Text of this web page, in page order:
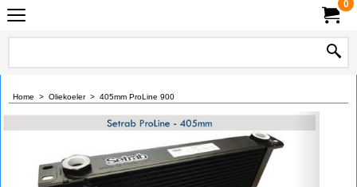
0
Home > Oliekoeler> 405mm ProLine 900